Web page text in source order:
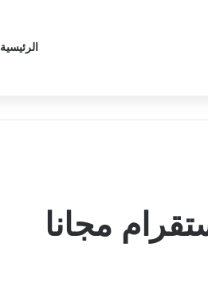
الرئيسية
مجانا